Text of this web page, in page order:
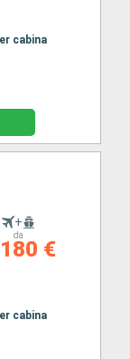
cabina
+
da
€
cabina